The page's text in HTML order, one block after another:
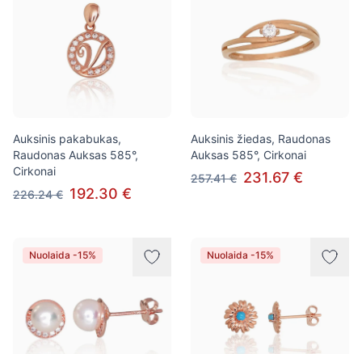
Auksinis pakabukas,
Raudonas Auksas 585°,
Cirkonai
226.24 € 192.30 €
Auksinis žiedas, Raudonas
Auksas 585°, Cirkonai
257.41 € 231.67 €
Nuolaida -15% Nuolaida -15%